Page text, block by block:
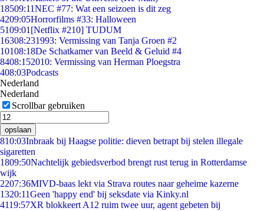
18509:11NEC #77: Wat een seizoen is dit zeg
4209:05Horrorfilms #33: Halloween
5109:01 [Netflix #210] TUDUM
16308:231993: Vermissing van Tanja Groen #2
10108:18De Schatkamer van Beeld & Geluid #4
8408:152010: Vermissing van Herman Ploegstra
408:03Podcasts
Nederland
Nederland
Scrollbar gebruiken
opslaan
810:03Inbraak bij Haagse politie: dieven betrapt bij stelen illegale
sigaretten
1809:50Nachtelijk gebiedsverbod brengt rust terug in Rotterdamse
wijk
2207:36MIVD-baas lekt via Strava routes naar geheime kazerne
1320:11Geen 'happy end' bij seksdate via Kinky.nl
4119:57XR blokkeert A12 ruim twee uur, agent gebeten bij